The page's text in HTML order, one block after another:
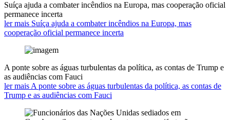
Suíça ajuda a combater incêndios na Europa, mas cooperação oficial
permanece incerta
ler mais Suíça ajuda a combater incêndios na Europa, mas
cooperação oficial permanece incerta
A ponte sobre as águas turbulentas da política, as contas de Trump e
as audiências com Fauci
ler mais A ponte sobre as águas turbulentas da política, as contas de
Trump e as audiências com Fauci